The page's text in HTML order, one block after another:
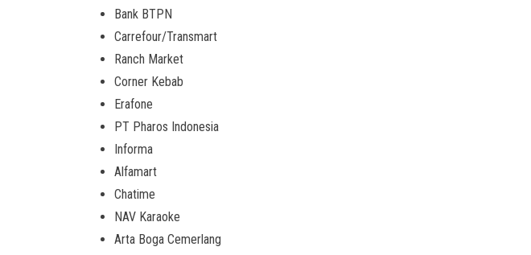
Bank BTPN
Carrefour/Transmart
Ranch Market
Corner Kebab
Erafone
PT Pharos Indonesia
Informa
Alfamart
Chatime
NAV Karaoke
Arta Boga Cemerlang